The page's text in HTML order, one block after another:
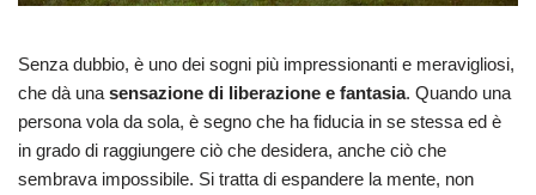
Senza dubbio, è uno dei sogni più impressionanti e meravigliosi,
che dà una sensazione di liberazione e fantasia. Quando una
persona vola da sola, è segno che ha fiducia in se stessa ed è
in grado di raggiungere ciò che desidera, anche ciò che
sembrava impossibile. Si tratta di espandere la mente, non